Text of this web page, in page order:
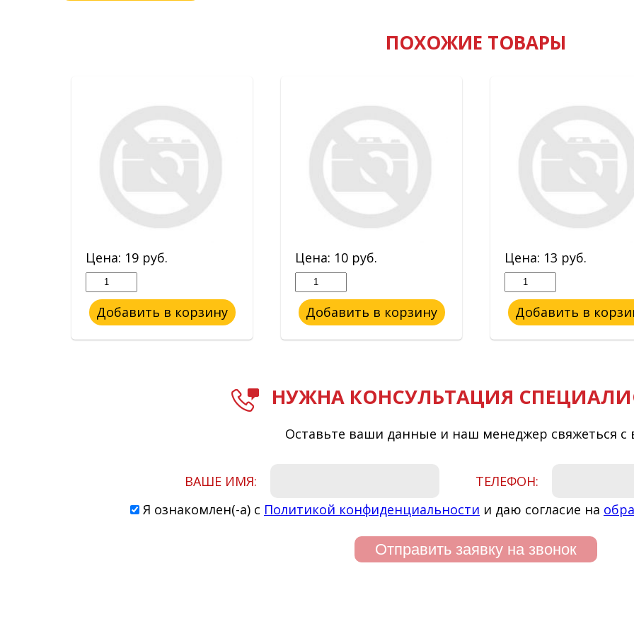
ПОХОЖИЕ ТОВАРЫ
Цена: 19 руб.
Добавить в корзину
Цена: 10 руб.
Добавить в корзину
Цена: 13 руб.
Добавить в
НУЖНА КОНСУЛЬТАЦИЯ
Оставьте ваши данные и наш менеджер свяжеться с
ВАШЕ ИМЯ:
ТЕЛЕФОН:
Я ознакомлен(-а) с Политикой конфиденциальности и даю согласие на